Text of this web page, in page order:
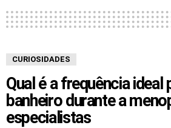
CURIOSIDADES
Qual é a frequência ideal
banheiro durante a
especialistas